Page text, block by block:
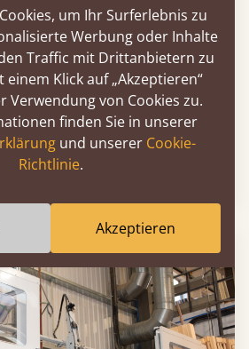
für das Gästezimmer
oft kleiner als
da sie weniger häufig
um Ihr Surferlebnis zu
Werbung oder Inhalte
Traffic mit Drittanbietern zu
Klick auf „Akzeptieren“
Verwendung von Cookies zu.
finden Sie in unserer
und unserer Cookie-
Richtlinie.
Akzeptieren